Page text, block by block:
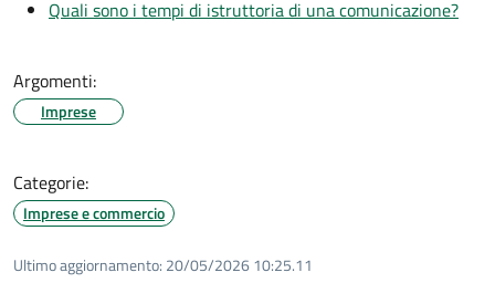
Quali sono i tempi di istruttoria di una comunicazione?
Argomenti:
Imprese
Categorie:
Imprese e commercio
Ultimo aggiornamento: 20/05/2026 10:25.11